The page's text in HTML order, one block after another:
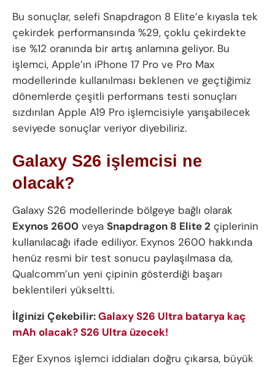
Bu sonuçlar, selefi Snapdragon 8 Elite’e kıyasla tek
çekirdek performansında %29, çoklu çekirdekte
ise %12 oranında bir artış anlamına geliyor. Bu
işlemci, Apple’ın iPhone 17 Pro ve Pro Max
modellerinde kullanılması beklenen ve geçtiğimiz
dönemlerde çeşitli performans testi sonuçları
sızdırılan Apple A19 Pro işlemcisiyle yarışabilecek
seviyede sonuçlar veriyor diyebiliriz.
Galaxy S26 işlemcisi ne
olacak?
Galaxy S26 modellerinde bölgeye bağlı olarak
Exynos 2600 veya Snapdragon 8 Elite 2 çiplerinin
kullanılacağı ifade ediliyor. Exynos 2600 hakkında
henüz resmi bir test sonucu paylaşılmasa da,
Qualcomm’un yeni çipinin gösterdiği başarı
beklentileri yükseltti.
İlginizi Çekebilir:Galaxy S26 Ultra batarya kaç
mAh olacak? S26 Ultra üzecek!
Eğer Exynos işlemci iddiaları doğru çıkarsa, büyük